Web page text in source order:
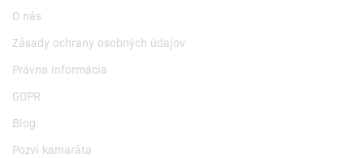
O nás
Zásady ochrany osobných údajov
Právna informácia
GDPR
Blog
Pozvi kamaráta